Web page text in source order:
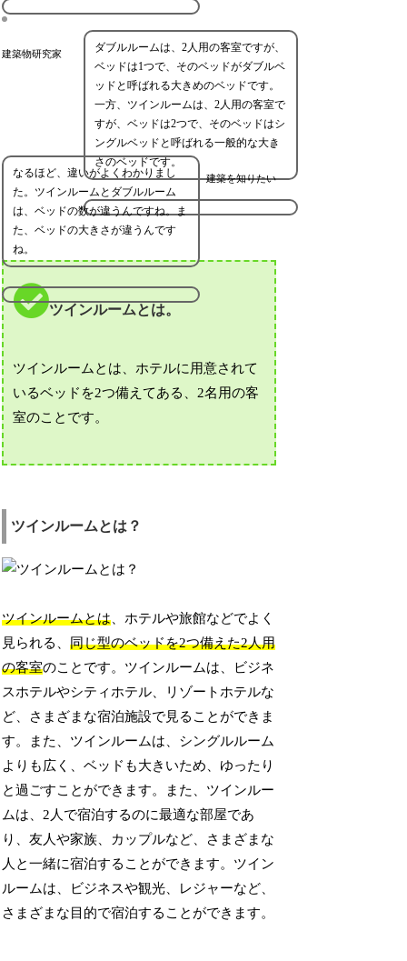
建築物研究家
ダブルルームは、2人用の客室ですが、
ベッドは1つで、そのベッドがダブルベ
ッドと呼ばれる大きめのベッドです。
一方、ツインルームは、2人用の客室で
すが、ベッドは2つで、そのベッドはシ
ングルベッドと呼ばれる一般的な大き
さのベッドです。
建築を知りたい
なるほど、違いがよくわかりまし
た。ツインルームとダブルルーム
は、ベッドの数が違うんですね。ま
た、ベッドの大きさが違うんです
ね。
ツインルームとは。
ツインルームとは、ホテルに用意されて
いるベッドを2つ備えてある、2名用の客
室のことです。
ツインルームとは？
ツインルームとは、ホテルや旅館などでよく
見られる、同じ型のベッドを2つ備えた2人用
の客室のことです。ツインルームは、ビジネ
スホテルやシティホテル、リゾートホテルな
ど、さまざまな宿泊施設で見ることができま
す。また、ツインルームは、シングルルーム
よりも広く、ベッドも大きいため、ゆったり
と過ごすことができます。また、ツインルー
ムは、2人で宿泊するのに最適な部屋であ
り、友人や家族、カップルなど、さまざまな
人と一緒に宿泊することができます。ツイン
ルームは、ビジネスや観光、レジャーなど、
さまざまな目的で宿泊することができます。